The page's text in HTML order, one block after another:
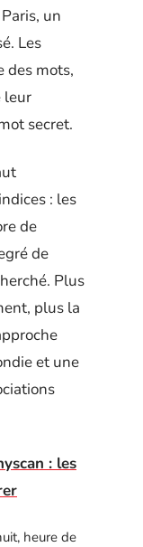
un
Les
des mots,
leur
secret.
: les
de
de
Plus
plus la
et une
: les
heure de